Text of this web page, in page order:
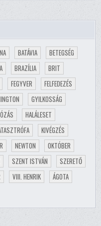
BATÁVIA
BETEGSÉG
BRAZÍLIA
BRIT
FEGYVER
FELFEDEZÉS
GYILKOSSÁG
HALÁLESET
KIVÉGZÉS
NEWTON
OKTÓBER
SZENT ISTVÁN
SZERETŐ
VIII. HENRIK
ÁGOTA